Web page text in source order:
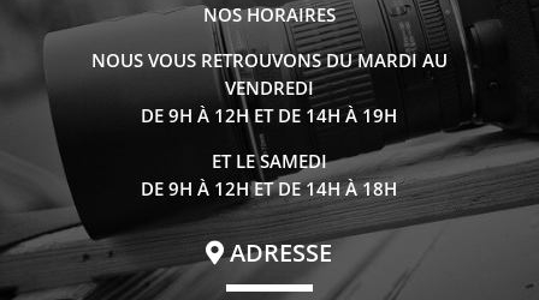
NOS HORAIRES
NOUS VOUS RETROUVONS DU MARDI AU
VENDREDI
DE 9H À 12H ET DE 14H À 19H
ET LE SAMEDI
DE 9H À 12H ET DE 14H À 18H
ADRESSE